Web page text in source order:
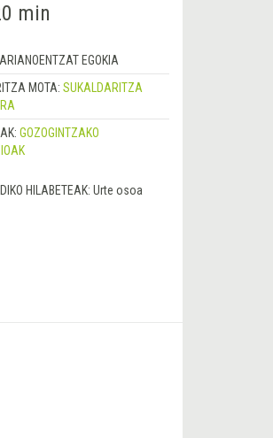
min
EGOKIA
MOTA: SUKALDARITZA
GOZOGINTZAKO
HILABETEAK: Urte osoa